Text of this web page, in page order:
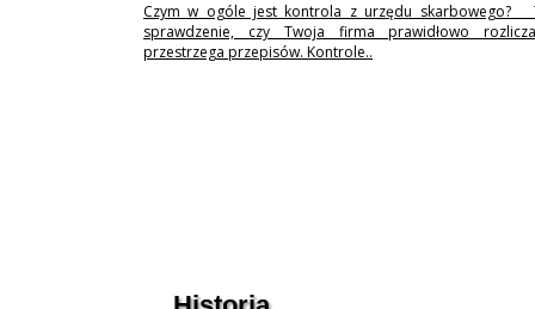
Czym w ogóle jest kontrola z urzędu skarbowego?
sprawdzenie, czy Twoja firma prawidłowo
przestrzega przepisów. Kontrole..